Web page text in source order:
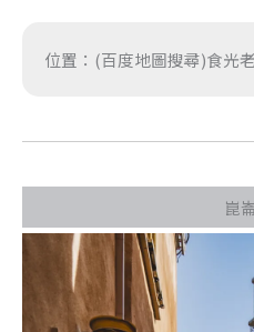
位置：(百度地圖搜尋)食光
崑